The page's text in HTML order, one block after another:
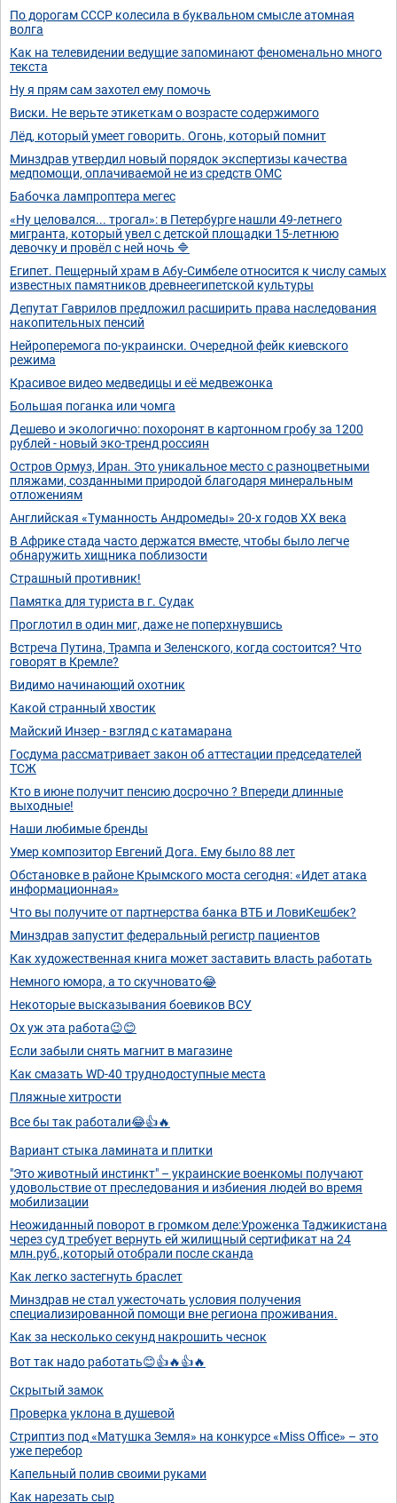
По дорогам СССР колесила в буквальном смысле атомная
волга
Как на телевидении ведущие запоминают феноменально много
текста
Ну я прям сам захотел ему помочь
Виски. Не верьте этикеткам о возрасте содержимого
Лёд, который умеет говорить. Огонь, который помнит
Минздрав утвердил новый порядок экспертизы качества
медпомощи, оплачиваемой не из средств ОМС
Бабочка лампроптера мегес
«Ну целовался... трогал»: в Петербурге нашли 49-летнего
мигранта, который увел с детской площадки 15-летнюю
девочку и провёл с ней ночь 🔷
Египет. Пещерный храм в Абу-Симбеле относится к числу самых
известных памятников древнеегипетской культуры
Депутат Гаврилов предложил расширить права наследования
накопительных пенсий
Нейроперемога по-украински. Очередной фейк киевского
режима
Красивое видео медведицы и её медвежонка
Большая поганка или чомга
Дешево и экологично: похоронят в картонном гробу за 1200
рублей - новый эко-тренд россиян
Остров Ормуз, Иран. Это уникальное место с разноцветными
пляжами, созданными природой благодаря минеральным
отложениям
Английская «Туманность Андромеды» 20-х годов ХХ века
В Африке стада часто держатся вместе, чтобы было легче
обнаружить хищника поблизости
Страшный противник!
Памятка для туриста в г. Судак
Проглотил в один миг, даже не поперхнувшись
Встреча Путина, Трампа и Зеленского, когда состоится? Что
говорят в Кремле?
Видимо начинающий охотник
Какой странный хвостик
Майский Инзер - взгляд с катамарана
Госдума рассматривает закон об аттестации председателей
ТСЖ
Кто в июне получит пенсию досрочно ? Впереди длинные
выходные!
Наши любимые бренды
Умер композитор Евгений Дога. Ему было 88 лет
Обстановке в районе Крымского моста сегодня: «Идет атака
информационная»
Что вы получите от партнерства банка ВТБ и ЛовиКешбек?
Минздрав запустит федеральный регистр пациентов
Как художественная книга может заставить власть работать
Немного юмора, а то скучновато😂
Некоторые высказывания боевиков ВСУ
Ох уж эта работа😉😊
Если забыли снять магнит в магазине
Как смазать WD-40 труднодоступные места
Пляжные хитрости
Все бы так работали😂👍🔥
Вариант стыка ламината и плитки
"Это животный инстинкт" – украинские военкомы получают
удовольствие от преследования и избиения людей во время
мобилизации
Неожиданный поворот в громком деле:Уроженка Таджикистана
через суд требует вернуть ей жилищный сертификат на 24
млн.руб.,который отобрали после сканда
Как легко застегнуть браслет
Минздрав не стал ужесточать условия получения
специализированной помощи вне региона проживания.
Как за несколько секунд накрошить чеснок
Вот так надо работать😊👍🔥👍🔥
Скрытый замок
Проверка уклона в душевой
Стриптиз под «Матушка Земля» на конкурсе «Miss Office» – это
уже перебор
Капельный полив своими руками
Как нарезать сыр